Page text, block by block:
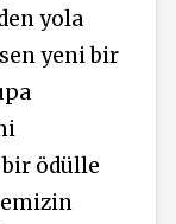
yola
yeni bir
ödülle